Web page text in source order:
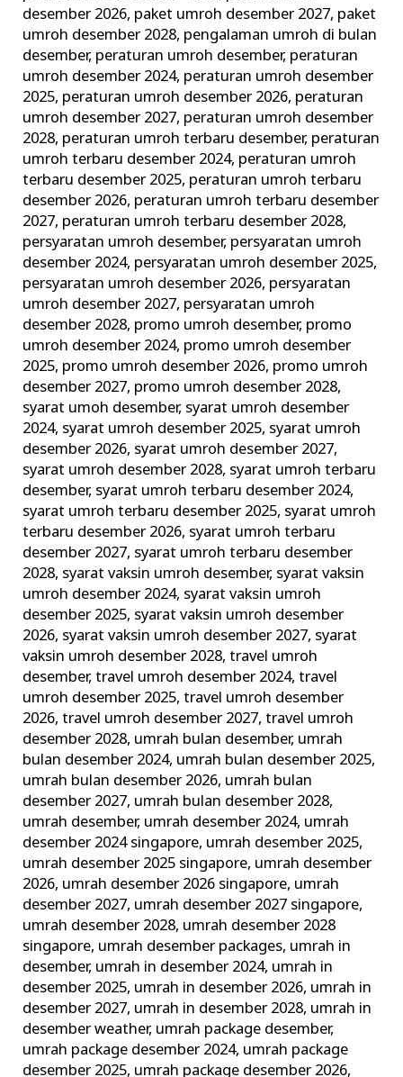
desember 2026, paket umroh desember 2027, paket
umroh desember 2028, pengalaman umroh di bulan
desember, peraturan umroh desember, peraturan
umroh desember 2024, peraturan umroh desember
2025, peraturan umroh desember 2026, peraturan
umroh desember 2027, peraturan umroh desember
2028, peraturan umroh terbaru desember, peraturan
umroh terbaru desember 2024, peraturan umroh
terbaru desember 2025, peraturan umroh terbaru
desember 2026, peraturan umroh terbaru desember
2027, peraturan umroh terbaru desember 2028,
persyaratan umroh desember, persyaratan umroh
desember 2024, persyaratan umroh desember 2025,
persyaratan umroh desember 2026, persyaratan
umroh desember 2027, persyaratan umroh
desember 2028, promo umroh desember, promo
umroh desember 2024, promo umroh desember
2025, promo umroh desember 2026, promo umroh
desember 2027, promo umroh desember 2028,
syarat umoh desember, syarat umroh desember
2024, syarat umroh desember 2025, syarat umroh
desember 2026, syarat umroh desember 2027,
syarat umroh desember 2028, syarat umroh terbaru
desember, syarat umroh terbaru desember 2024,
syarat umroh terbaru desember 2025, syarat umroh
terbaru desember 2026, syarat umroh terbaru
desember 2027, syarat umroh terbaru desember
2028, syarat vaksin umroh desember, syarat vaksin
umroh desember 2024, syarat vaksin umroh
desember 2025, syarat vaksin umroh desember
2026, syarat vaksin umroh desember 2027, syarat
vaksin umroh desember 2028,travel umroh
desember,travel umroh desember 2024,travel
umroh desember 2025,travel umroh desember
2026,travel umroh desember 2027,travel umroh
desember 2028, umrah bulan desember, umrah
bulan desember 2024, umrah bulan desember 2025,
umrah bulan desember 2026, umrah bulan
desember 2027, umrah bulan desember 2028,
umrah desember, umrah desember 2024, umrah
desember 2024 singapore, umrah desember 2025,
umrah desember 2025 singapore, umrah desember
2026, umrah desember 2026 singapore, umrah
desember 2027, umrah desember 2027 singapore,
umrah desember 2028, umrah desember 2028
singapore, umrah desember packages, umrah in
desember, umrah in desember 2024, umrah in
desember 2025, umrah in desember 2026, umrah in
desember 2027, umrah in desember 2028, umrah in
desember weather, umrah package desember,
umrah package desember 2024, umrah package
desember 2025, umrah package desember 2026,